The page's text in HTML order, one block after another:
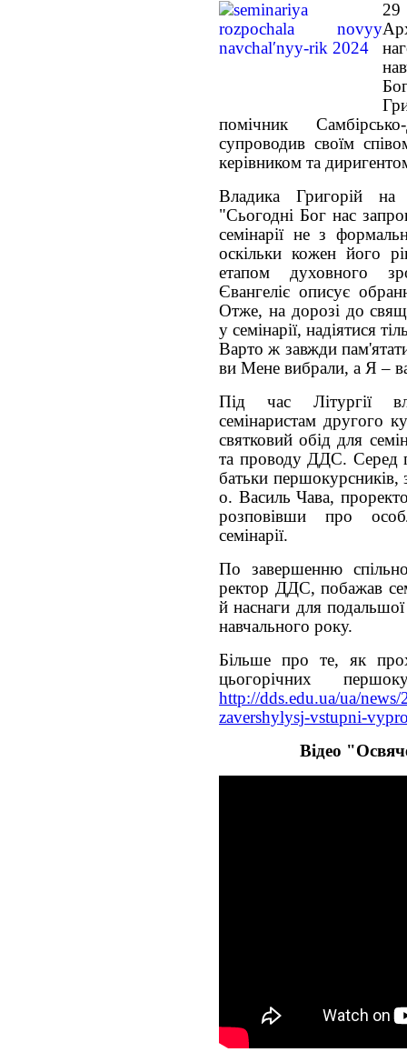
29
помічник
супроводив своїм
керівником та
Владика Григорій на
"Сьогодні Бог нас
семінарії не з
оскільки кожен його
етапом духовного
Євангеліє описує
Отже, на дорозі до
у семінарії, надіятися
Варто ж завжди
ви Мене вибрали, а Я –
Під час Літургії
семінаристам другого
святковий обід для
та проводу ДДС. Серед
батьки першокурсників,
о. Василь Чава,
розповівши про
семінарії.
По завершенню
ректор ДДС, побажав
й наснаги для
навчального року.
Більше про те, як
цьогорічних
http://dds.edu.ua/ua/
zavershylysj-vstupni-
Відео